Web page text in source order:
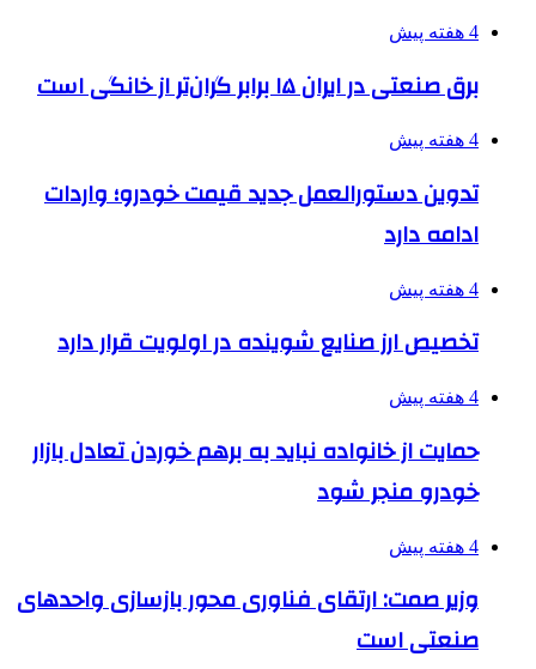
4 هفته پیش
برق صنعتی در ایران ۱۵ برابر گران‌تر از خانگی است
4 هفته پیش
تدوین دستورالعمل جدید قیمت خودرو؛ واردات
ادامه دارد
4 هفته پیش
تخصیص ارز صنایع شوینده در اولویت قرار دارد
4 هفته پیش
حمایت از خانواده نباید به برهم خوردن تعادل بازار
خودرو منجر شود
4 هفته پیش
وزیر صمت: ارتقای فناوری محور بازسازی واحدهای
صنعتی است